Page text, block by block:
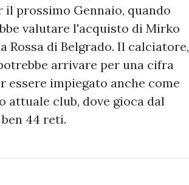
il prossimo Gennaio, quando
valutare l'acquisto di Mirko
di Belgrado. Il calciatore,
arrivare per una cifra
impiegato anche come
attuale club, dove gioca dal
44 reti.